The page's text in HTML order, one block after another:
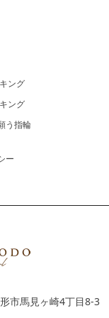
ング
ング
う指輪
ー
市馬見ヶ崎4丁目8-3